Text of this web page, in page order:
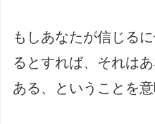
もしあなたが信じる
るとすれば、それは
ある、ということを意